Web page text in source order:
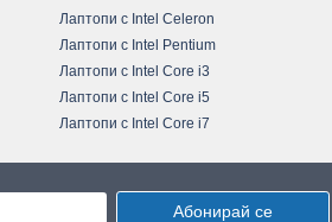
Лаптопи с Intel Celeron
Лаптопи с Intel Pentium
Лаптопи с Intel Core i3
Лаптопи с Intel Core i5
Лаптопи с Intel Core i7
Абонирай се